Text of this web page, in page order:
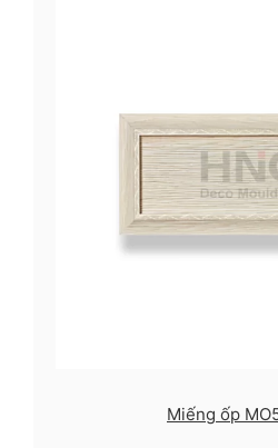
Miếng ốp